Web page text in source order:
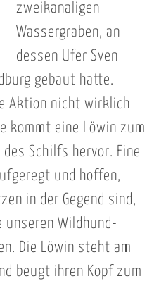
zweikanaligen
Wassergraben, an
dessen Ufer Sven
gebaut hatte.
Aktion nicht wirklich
kommt eine Löwin zum
des Schilfs hervor. Eine
und hoffen,
in der Gegend sind,
Wildhund-
Die Löwin steht am
beugt ihren Kopf zum